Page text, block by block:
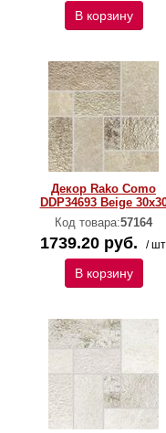
В корзину
Декор Rako Como
DDP34693 Beige
Код товара:57164
1739.20 руб. /
В корзину